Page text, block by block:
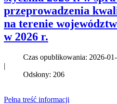
przeprowadzenia
na terenie
w 2026 r.
Czas opublikowania: 2026-
|
Odsłony: 206
Pełna treść informacji